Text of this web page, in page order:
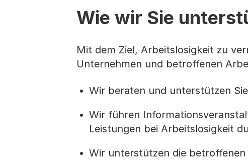
Wie wir Sie
Mit dem Ziel, Arbeitslosigkeit zu
Unternehmen und betroffenen
Wir beraten und unterstützen
Wir führen
Leistungen bei Arbeitslosigkeit
Wir unterstützen die